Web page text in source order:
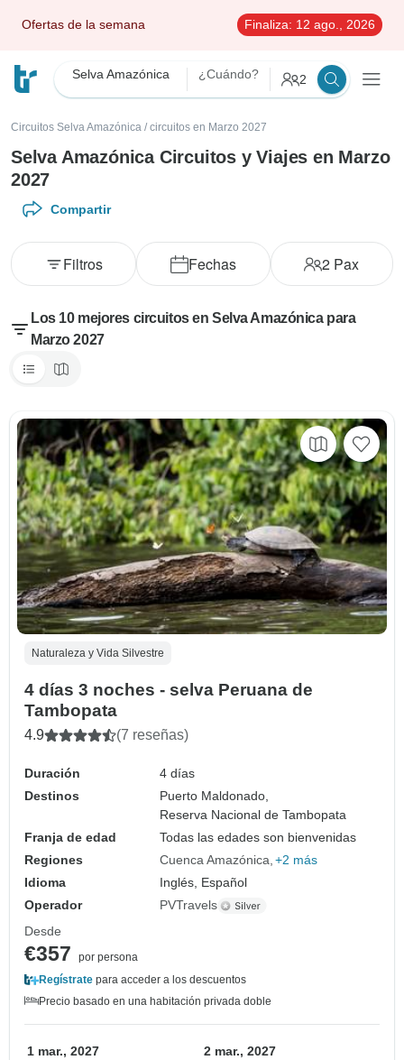
Ofertas de la semana Finaliza: 12 ago., 2026
Selva Amazónica ¿Cuándo? 2
Circuitos Selva Amazónica / circuitos en Marzo 2027
Selva Amazónica Circuitos y Viajes en Marzo
2027
Compartir
Fechas 2 Pax
Filtros
Los 10 mejores circuitos en Selva Amazónica para
Marzo 2027
Naturaleza y Vida Silvestre
4 días 3 noches - selva Peruana de
Tambopata
4.9 (7 reseñas)
Duración
4 días
Destinos
Puerto Maldonado,
Reserva Nacional de Tambopata
Franja de edad
Todas las edades son bienvenidas
Regiones
Cuenca Amazónica +2 más
Idioma
Inglés, Español
Operador
PVTravels
Desde
€357
por persona
Regístrate para acceder a los descuentos
Precio basado en una habitación privada doble
1 mar., 2027 2 mar., 2027